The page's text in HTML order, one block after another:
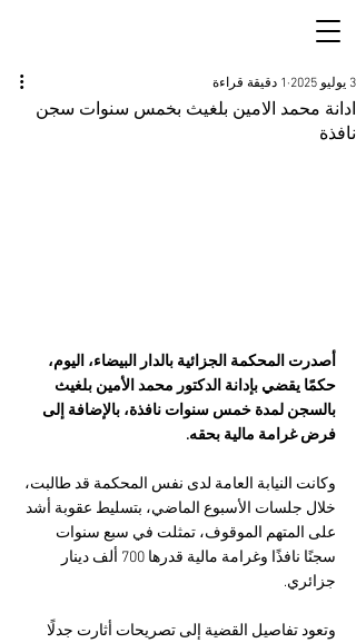
ادانة محمد الامين بلغيث بخمس سنوات سجن
نافذة
3 يوليو 2025 1 دقيقة قراءة
أصدرت المحكمة الجزائية بالدار البيضاء، اليوم،
حكمًا يقضي بإدانة الدكتور محمد الأمين بلغيث
بالسجن لمدة خمس سنوات نافذة، بالإضافة إلى
فرض غرامة مالية بحقه.
وكانت النيابة العامة لدى نفس المحكمة قد طالبت،
خلال جلسات الأسبوع الماضي، بتسليط عقوبة أشد
على المتهم الموقوف، تمثلت في سبع سنوات
سجنًا نافذًا وغرامة مالية قدرها 700 ألف دينار
جزائري.
وتعود تفاصيل القضية إلى تصريحات أثارت جدلًا